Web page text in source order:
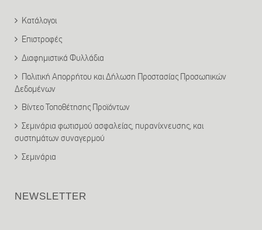
Κατάλογοι
Επιστροφές
Διαφημιστικά Φυλλάδια
Πολιτική Απορρήτου και Δήλωση Προστασίας Προσωπικών
Δεδομένων
Βίντεο Τοποθέτησης Προϊόντων
Σεμινάρια φωτισμού ασφαλείας, πυρανίχνευσης, και
συστημάτων συναγερμού
Σεμινάρια
NEWSLETTER